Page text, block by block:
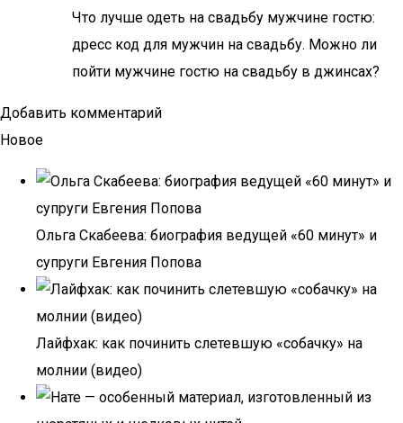
Что лучше одеть на свадьбу мужчине гостю:
дресс код для мужчин на свадьбу. Можно ли
пойти мужчине гостю на свадьбу в джинсах?
Добавить комментарий
Новое
Ольга Скабеева: биография ведущей «60 минут» и
супруги Евгения Попова
Лайфхак: как починить слетевшую «собачку» на
молнии (видео)